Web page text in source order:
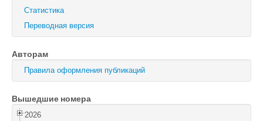
Физика твердого тела
Физика и техника полупроводников
Оптика и спектроскопия
Поиск
Войти
Статистика
Переводная версия
Авторам
Правила оформления публикаций
Вышедшие номера
2026